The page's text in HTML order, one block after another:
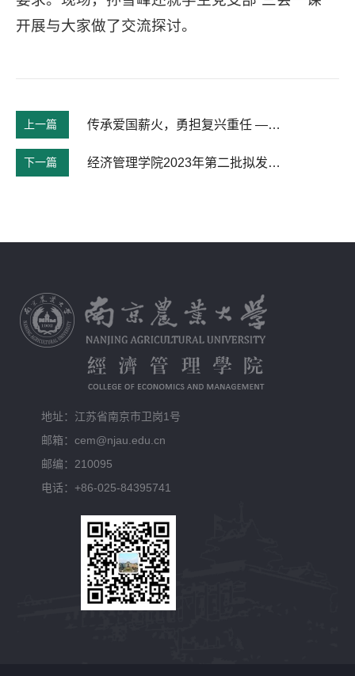
开展与大家做了交流探讨。
上一篇 传承爱国薪火，勇担复兴重任 ——农林经济管理本科生党支部纪念“一二·九”运动88周年冬季长跑主题党日活动
下一篇 经济管理学院2023年第二批拟发展对象名单公示
地址：江苏省南京市卫岗1号
邮箱：cem@njau.edu.cn
邮编：210095
电话：+86-025-84395741